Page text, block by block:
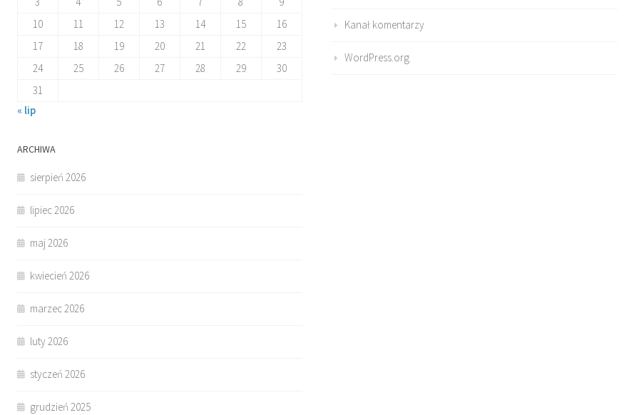
10
11 12 13 14 15
16
17
18 19 20 21 22
23
24
25 26 27 28 29
30
31
« lip
ARCHIWA
sierpień 2026
lipiec 2026
maj 2026
kwiecień 2026
marzec 2026
luty 2026
styczeń 2026
grudzień 2025
Kanał komentarzy
WordPress.org